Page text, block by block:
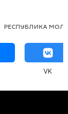
РЕСПУБЛИКА
VK